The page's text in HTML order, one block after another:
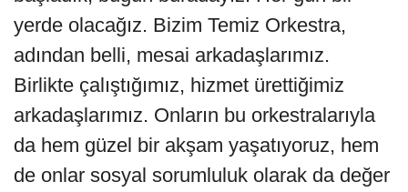
yerde olacağız. Bizim Temiz Orkestra,
adından belli, mesai arkadaşlarımız.
Birlikte çalıştığımız, hizmet ürettiğimiz
arkadaşlarımız. Onların bu orkestralarıyla
da hem güzel bir akşam yaşatıyoruz, hem
de onlar sosyal sorumluluk olarak da değer